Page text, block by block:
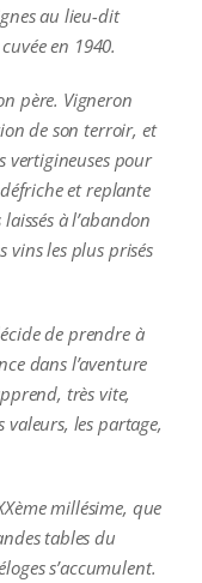
au lieu-dit
en 1940.
père. Vigneron
de son terroir, et
vertigineuses pour
et replante
à l’abandon
vins les plus prisés
de prendre à
dans l’aventure
très vite,
valeurs, les partage,
millésime, que
tables du
s’accumulent.